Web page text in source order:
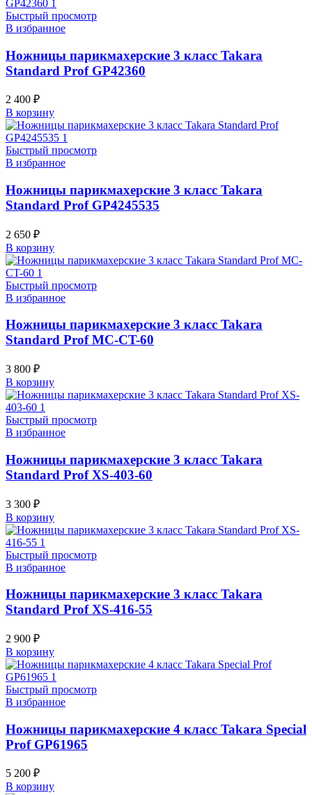
Быстрый просмотр
В избранное
Ножницы парикмахерские 3 класс Takara
Standard Prof GP42360
2 400 ₽
В корзину
Быстрый просмотр
В избранное
Ножницы парикмахерские 3 класс Takara
Standard Prof GP4245535
2 650 ₽
В корзину
Быстрый просмотр
В избранное
Ножницы парикмахерские 3 класс Takara
Standard Prof MC-CT-60
3 800 ₽
В корзину
Быстрый просмотр
В избранное
Ножницы парикмахерские 3 класс Takara
Standard Prof XS-403-60
3 300 ₽
В корзину
Быстрый просмотр
В избранное
Ножницы парикмахерские 3 класс Takara
Standard Prof XS-416-55
2 900 ₽
В корзину
Быстрый просмотр
В избранное
Ножницы парикмахерские 4 класс Takara Special
Prof GP61965
5 200 ₽
В корзину